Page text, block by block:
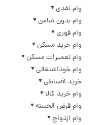
وام نقدی
وام بدون ضامن
وام فوری
وام خرید مسکن
وام تعمیرات مسکن
وام خوداشتغالی
خرید اقساطی
وام خرید کالا
وام قرض الحسنه
وام ازدواج